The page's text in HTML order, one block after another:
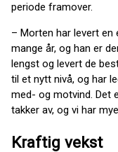
periode framover.
– Morten har levert
mange år, og han er
lengst og levert de
til et nytt nivå, og har
med- og motvind. Det
takker av, og vi har
Kraftig vekst